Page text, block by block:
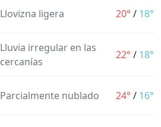
Llovizna ligera 20° / 18°
Lluvia irregular en las
cercanías
22° / 18°
Parcialmente nublado 24° / 16°